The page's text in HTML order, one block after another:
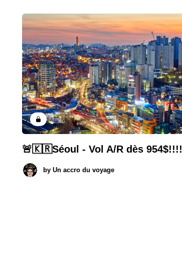
🚨🇰🇷Séoul - Vol A/R dès 954$!!!!
by Un accro du voyage